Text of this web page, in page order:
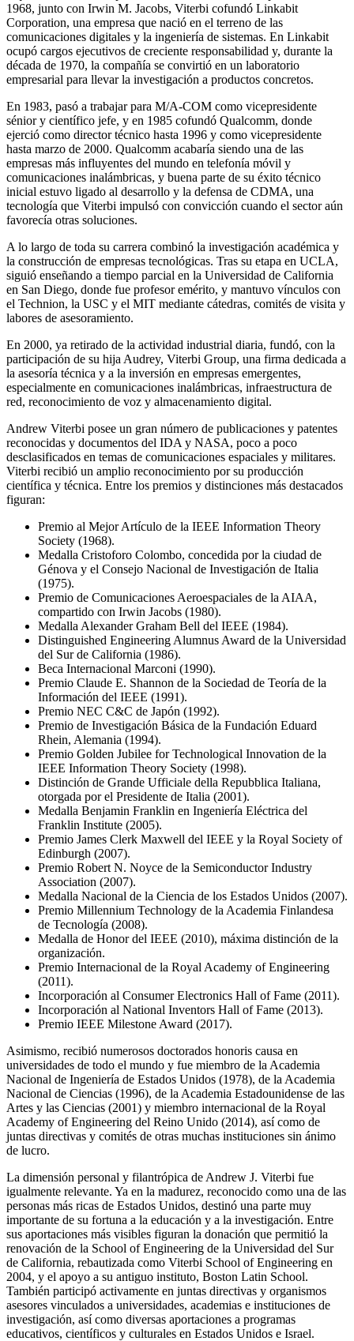
1968, junto con Irwin M. Jacobs, Viterbi cofundó Linkabit
Corporation, una empresa que nació en el terreno de las
comunicaciones digitales y la ingeniería de sistemas. En Linkabit
ocupó cargos ejecutivos de creciente responsabilidad y, durante la
década de 1970, la compañía se convirtió en un laboratorio
empresarial para llevar la investigación a productos concretos.
En 1983, pasó a trabajar para M/A-COM como vicepresidente
sénior y científico jefe, y en 1985 cofundó Qualcomm, donde
ejerció como director técnico hasta 1996 y como vicepresidente
hasta marzo de 2000. Qualcomm acabaría siendo una de las
empresas más influyentes del mundo en telefonía móvil y
comunicaciones inalámbricas, y buena parte de su éxito técnico
inicial estuvo ligado al desarrollo y la defensa de CDMA, una
tecnología que Viterbi impulsó con convicción cuando el sector aún
favorecía otras soluciones.
A lo largo de toda su carrera combinó la investigación académica y
la construcción de empresas tecnológicas. Tras su etapa en UCLA,
siguió enseñando a tiempo parcial en la Universidad de California
en San Diego, donde fue profesor emérito, y mantuvo vínculos con
el Technion, la USC y el MIT mediante cátedras, comités de visita y
labores de asesoramiento.
En 2000, ya retirado de la actividad industrial diaria, fundó, con la
participación de su hija Audrey, Viterbi Group, una firma dedicada a
la asesoría técnica y a la inversión en empresas emergentes,
especialmente en comunicaciones inalámbricas, infraestructura de
red, reconocimiento de voz y almacenamiento digital.
Andrew Viterbi posee un gran número de publicaciones y patentes
reconocidas y documentos del IDA y NASA, poco a poco
desclasificados en temas de comunicaciones espaciales y militares.
Viterbi recibió un amplio reconocimiento por su producción
científica y técnica. Entre los premios y distinciones más destacados
figuran:
Premio al Mejor Artículo de la IEEE Information Theory
Society (1968).
Medalla Cristoforo Colombo, concedida por la ciudad de
Génova y el Consejo Nacional de Investigación de Italia
(1975).
Premio de Comunicaciones Aeroespaciales de la AIAA,
compartido con Irwin Jacobs (1980).
Medalla Alexander Graham Bell del IEEE (1984).
Distinguished Engineering Alumnus Award de la Universidad
del Sur de California (1986).
Beca Internacional Marconi (1990).
Premio Claude E. Shannon de la Sociedad de Teoría de la
Información del IEEE (1991).
Premio NEC C&C de Japón (1992).
Premio de Investigación Básica de la Fundación Eduard
Rhein, Alemania (1994).
Premio Golden Jubilee for Technological Innovation de la
IEEE Information Theory Society (1998).
Distinción de Grande Ufficiale della Repubblica Italiana,
otorgada por el Presidente de Italia (2001).
Medalla Benjamin Franklin en Ingeniería Eléctrica del
Franklin Institute (2005).
Premio James Clerk Maxwell del IEEE y la Royal Society of
Edinburgh (2007).
Premio Robert N. Noyce de la Semiconductor Industry
Association (2007).
Medalla Nacional de la Ciencia de los Estados Unidos (2007).
Premio Millennium Technology de la Academia Finlandesa
de Tecnología (2008).
Medalla de Honor del IEEE (2010), máxima distinción de la
organización.
Premio Internacional de la Royal Academy of Engineering
(2011).
Incorporación al Consumer Electronics Hall of Fame (2011).
Incorporación al National Inventors Hall of Fame (2013).
Premio IEEE Milestone Award (2017).
Asimismo, recibió numerosos doctorados honoris causa en
universidades de todo el mundo y fue miembro de la Academia
Nacional de Ingeniería de Estados Unidos (1978), de la Academia
Nacional de Ciencias (1996), de la Academia Estadounidense de las
Artes y las Ciencias (2001) y miembro internacional de la Royal
Academy of Engineering del Reino Unido (2014), así como de
juntas directivas y comités de otras muchas instituciones sin ánimo
de lucro.
La dimensión personal y filantrópica de Andrew J. Viterbi fue
igualmente relevante. Ya en la madurez, reconocido como una de las
personas más ricas de Estados Unidos, destinó una parte muy
importante de su fortuna a la educación y a la investigación. Entre
sus aportaciones más visibles figuran la donación que permitió la
renovación de la School of Engineering de la Universidad del Sur
de California, rebautizada como Viterbi School of Engineering en
2004, y el apoyo a su antiguo instituto, Boston Latin School.
También participó activamente en juntas directivas y organismos
asesores vinculados a universidades, academias e instituciones de
investigación, así como diversas aportaciones a programas
educativos, científicos y culturales en Estados Unidos e Israel.